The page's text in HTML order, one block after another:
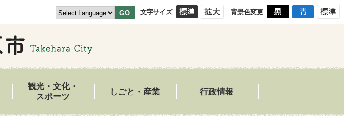
GO 文字サイズ 背景色変更
観光・文化・
スポーツ
しごと・産業 行政情報